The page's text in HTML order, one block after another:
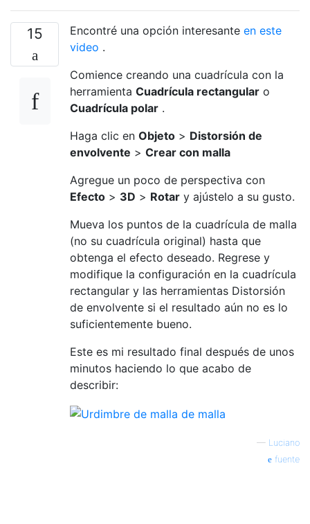
15 Encontré una opción interesante en este
video .
Comience creando una cuadrícula con la
herramienta Cuadrícula rectangular o
Cuadrícula polar .
Haga clic en Objeto > Distorsión de
envolvente > Crear con malla
Agregue un poco de perspectiva con
Efecto > 3D > Rotar y ajústelo a su gusto.
Mueva los puntos de la cuadrícula de malla
(no su cuadrícula original) hasta que
obtenga el efecto deseado. Regrese y
modifique la configuración en la cuadrícula
rectangular y las herramientas Distorsión
de envolvente si el resultado aún no es lo
suficientemente bueno.
Este es mi resultado final después de unos
minutos haciendo lo que acabo de
describir:
— Luciano
fuente